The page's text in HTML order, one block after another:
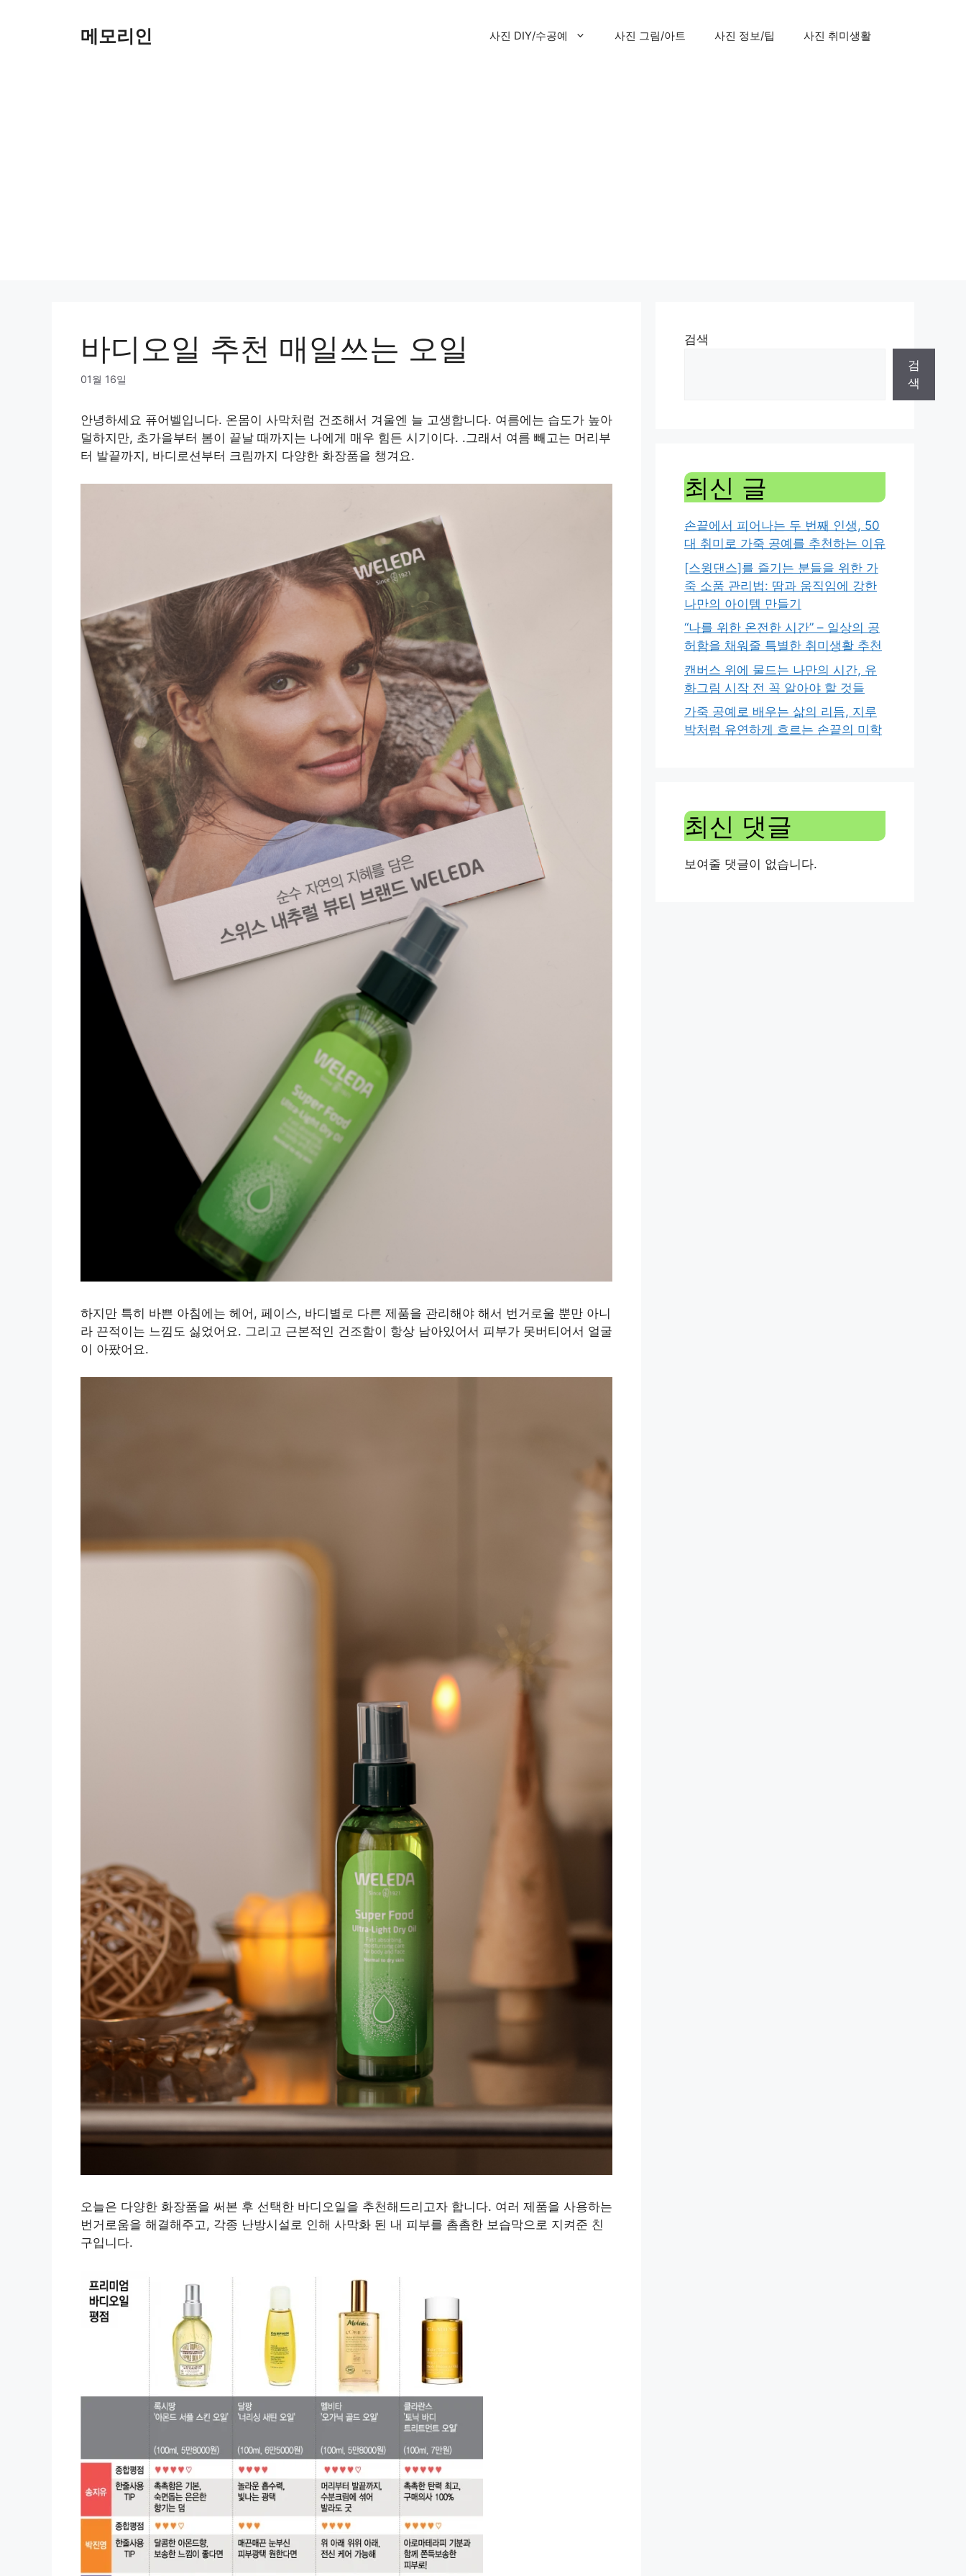
메모리인 사진 DIY/수공예 사진 그림/아트 사진 정보/팁 사진 취미생활
바디오일 추천 매일쓰는 오일
01월 16일
안녕하세요 퓨어벨입니다. 온몸이 사막처럼 건조해서 겨울엔 늘 고생합니다. 여름에는 습도가 높아
덜하지만, 초가을부터 봄이 끝날 때까지는 나에게 매우 힘든 시기이다. .그래서 여름 빼고는 머리부
터 발끝까지, 바디로션부터 크림까지 다양한 화장품을 챙겨요.
하지만 특히 바쁜 아침에는 헤어, 페이스, 바디별로 다른 제품을 관리해야 해서 번거로울 뿐만 아니
라 끈적이는 느낌도 싫었어요. 그리고 근본적인 건조함이 항상 남아있어서 피부가 못버티어서 얼굴
이 아팠어요.
오늘은 다양한 화장품을 써본 후 선택한 바디오일을 추천해드리고자 합니다. 여러 제품을 사용하는
번거로움을 해결해주고, 각종 난방시설로 인해 사막화 된 내 피부를 촘촘한 보습막으로 지켜준 친
구입니다.
검색
검
색
최신 글
손끝에서 피어나는 두 번째 인생, 50
대 취미로 가죽 공예를 추천하는 이유
[스윙댄스]를 즐기는 분들을 위한 가
죽 소품 관리법: 땀과 움직임에 강한
나만의 아이템 만들기
“나를 위한 온전한 시간” – 일상의 공
허함을 채워줄 특별한 취미생활 추천
캔버스 위에 물드는 나만의 시간, 유
화그림 시작 전 꼭 알아야 할 것들
가죽 공예로 배우는 삶의 리듬, 지루
박처럼 유연하게 흐르는 손끝의 미학
최신 댓글
보여줄 댓글이 없습니다.